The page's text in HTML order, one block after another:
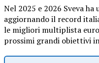
Nel 2025 e 2026 Sveva
aggiornando il record
le migliori multiplista
prossimi grandi obiettivi